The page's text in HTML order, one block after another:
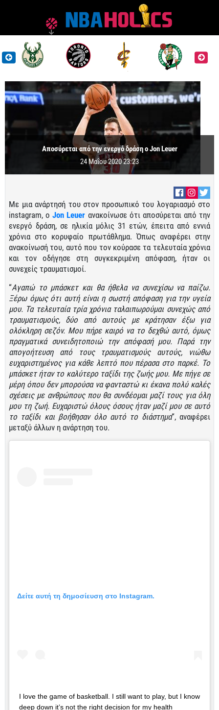
Αποσύρεται από την ενεργό δράση ο Jon Leuer
24 Μαΐου 2020 23:23
Με μια ανάρτησή του στον προσωπικό του λογαριασμό στο
instagram, oJon Leuer ανακοίνωσε ότι αποσύρεται από την
ενεργό δράση, σε ηλικία μόλις 31 ετών, έπειτα από εννιά
χρόνια στο κορυφαίο πρωτάθλημα. Όπως αναφέρει στην
ανακοίνωσή του, αυτό που τον κούρασε τα τελευταία χρόνια
και τον οδήγησε στη συγκεκριμένη απόφαση, ήταν οι
συνεχείς τραυματισμοί.
“Αγαπώ το μπάσκετ και θα ήθελα να συνεχίσω να παίζω.
Ξέρω όμως ότι αυτή είναι η σωστή απόφαση για την υγεία
μου. Τα τελευταία τρία χρόνια ταλαιπωρούμαι συνεχώς από
τραυματισμούς, δύο από αυτούς με κράτησαν έξω για
ολόκληρη σεζόν. Μου πήρε καιρό να το δεχθώ αυτό, όμως
πραγματικά συνειδητοποιώ την απόφασή μου. Παρά την
απογοήτευση από τους τραυματισμούς αυτούς, νιώθω
ευχαριστημένος για κάθε λεπτό που πέρασα στο παρκέ. Το
μπάσκετ ήταν το καλύτερο ταξίδι της ζωής μου. Με πήγε σε
μέρη όπου δεν μπορούσα να φανταστώ κι έκανα πολύ καλές
σχέσεις με ανθρώπους που θα συνδέομαι μαζί τους για όλη
μου τη ζωή. Ευχαριστώ όλους όσους ήταν μαζί μου σε αυτό
το ταξίδι και βοήθησαν όλο αυτό το διάστημα“, αναφέρει
μεταξύ άλλων η ανάρτηση του.
Δείτε αυτή τη δημοσίευση στο Instagram.
I love the game of basketball. I still want to play, but I know
deep down it’s not the right decision for my health